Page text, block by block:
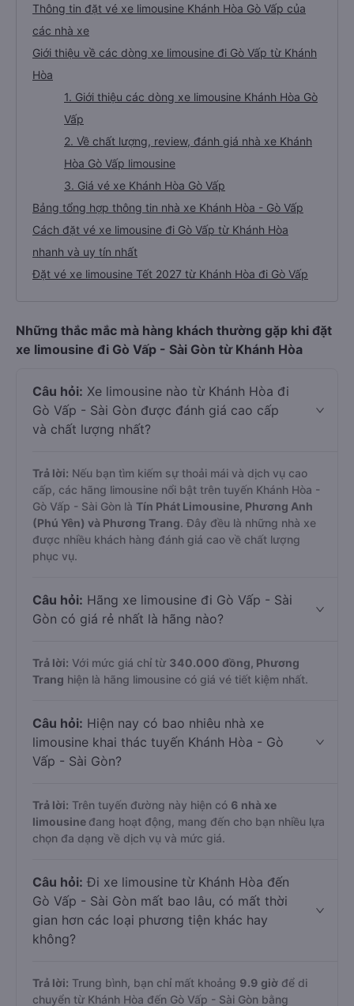
Thông tin đặt vé xe limousine Khánh Hòa Gò Vấp của
các nhà xe
Giới thiệu về các dòng xe limousine đi Gò Vấp từ Khánh
Hòa
1. Giới thiệu các dòng xe limousine Khánh Hòa Gò
Vấp
2. Về chất lượng, review, đánh giá nhà xe Khánh
Hòa Gò Vấp limousine
3. Giá vé xe Khánh Hòa Gò Vấp
Bảng tổng hợp thông tin nhà xe Khánh Hòa - Gò Vấp
Cách đặt vé xe limousine đi Gò Vấp từ Khánh Hòa
nhanh và uy tín nhất
Đặt vé xe limousine Tết 2027 từ Khánh Hòa đi Gò Vấp
Những thắc mắc mà hàng khách thường gặp khi đặt
xe limousine đi Gò Vấp - Sài Gòn từ Khánh Hòa
Câu hỏi: Xe limousine nào từ Khánh Hòa đi
Gò Vấp - Sài Gòn được đánh giá cao cấp
và chất lượng nhất?
Trả lời: Nếu bạn tìm kiếm sự thoải mái và dịch vụ cao
cấp, các hãng limousine nổi bật trên tuyến Khánh Hòa -
Gò Vấp - Sài Gòn là Tín Phát Limousine, Phương Anh
(Phú Yên) và Phương Trang. Đây đều là những nhà xe
được nhiều khách hàng đánh giá cao về chất lượng
phục vụ.
Câu hỏi: Hãng xe limousine đi Gò Vấp - Sài
Gòn có giá rẻ nhất là hãng nào?
Trả lời: Với mức giá chỉ từ 340.000 đồng, Phương
Trang hiện là hãng limousine có giá vé tiết kiệm nhất.
Câu hỏi: Hiện nay có bao nhiêu nhà xe
limousine khai thác tuyến Khánh Hòa - Gò
Vấp - Sài Gòn?
Trả lời: Trên tuyến đường này hiện có 6 nhà xe
limousine đang hoạt động, mang đến cho bạn nhiều lựa
chọn đa dạng về dịch vụ và mức giá.
Câu hỏi: Đi xe limousine từ Khánh Hòa đến
Gò Vấp - Sài Gòn mất bao lâu, có mất thời
gian hơn các loại phương tiện khác hay
không?
Trả lời: Trung bình, bạn chỉ mất khoảng 9.9 giờ để di
chuyển từ Khánh Hòa đến Gò Vấp - Sài Gòn bằng